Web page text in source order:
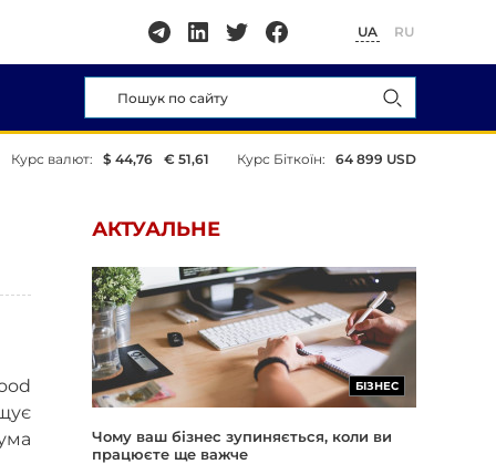
UA RU
Курс валют: $ 44,76 € 51,61 Курс Біткоїн: 64 899 USD
АКТУАЛЬНЕ
БІЗНЕС
Чому ваш бізнес зупиняється, коли ви
працюєте ще важче